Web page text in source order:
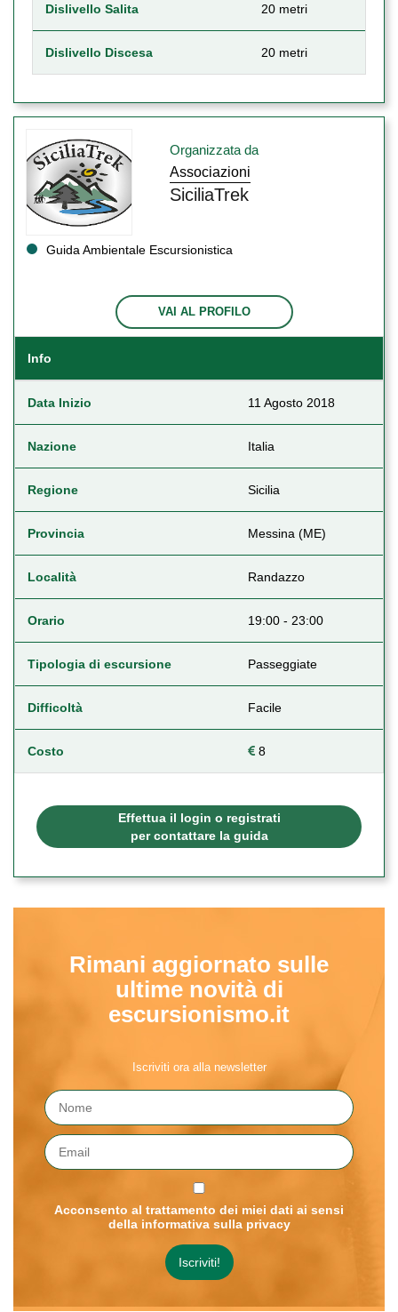
Dislivello Salita 20 metri
Dislivello Discesa 20 metri
Organizzata da
Associazioni
SiciliaTrek
Guida Ambientale Escursionistica
VAI AL PROFILO
Info
Data Inizio 11 Agosto 2018
Nazione Italia
Regione Sicilia
Provincia Messina (ME)
Località Randazzo
Orario 19:00 - 23:00
Tipologia di escursione Passeggiate
Difficoltà Facile
Costo 8
Effettua il login o registrati
per contattare la guida
Rimani aggiornato sulle
ultime novità di
escursionismo.it
Iscriviti ora alla newsletter
Acconsento al trattamento dei miei dati ai sensi
della informativa sulla privacy